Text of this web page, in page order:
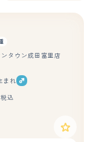
もっと見る
タウン成田富里店
まれ
税込